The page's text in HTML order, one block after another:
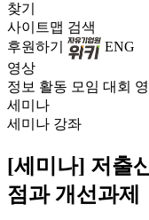
찾기
사이트맵 검색
후원하기
ENG
영상
정보 활동 모임 대회
세미나
세미나 강좌
[세미나] 저출
점과 개선과제